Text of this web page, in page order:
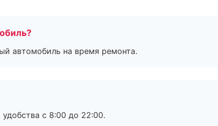
автомобиль на время ремонта.
с 8:00 до 22:00.